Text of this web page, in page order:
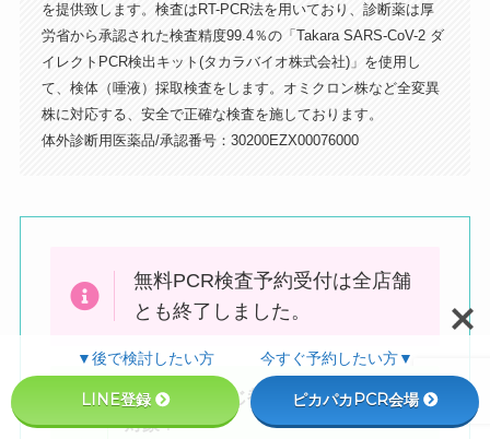
左手にマクドナルドが見える交差点を
右に曲がります（ケバブのお店の手前
の道）
を提供致します。検査はRT-PCR法を用いており、診断薬は厚
労省から承認された検査精度99.4％の「Takara SARS-CoV-2 ダ
イレクトPCR検出キット(タカラバイオ株式会社)」を使用し
て、検体（唾液）採取検査をします。オミクロン株など全変異
株に対応する、安全で正確な検査を施しております。
体外診断用医薬品/承認番号：30200EZX00076000
無料PCR検査予約受付は全店舗
とも終了しました。
検査会場と同じ都道府県民の方のみ
対象！
▼後で検討したい方 今すぐ予約したい方▼
LINE登録 ピカパカPCR会場